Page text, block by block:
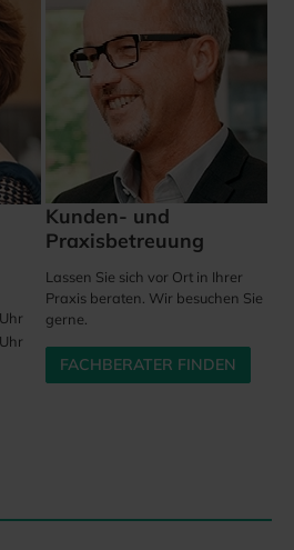
Kunden- und
Praxisbetreuung
Lassen Sie sich vor Ort in Ihrer
Praxis beraten. Wir besuchen Sie
gerne.
FACHBERATER FINDEN